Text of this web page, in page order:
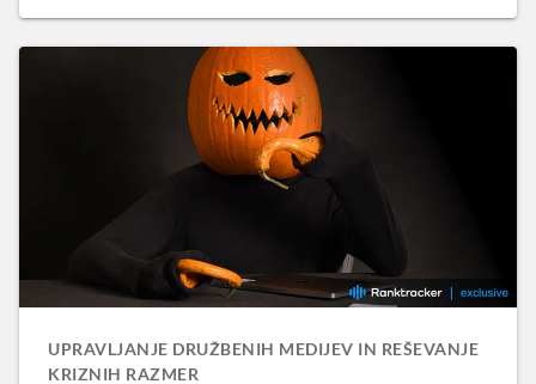
UPRAVLJANJE DRUŽBENIH MEDIJEV IN REŠEVANJE
KRIZNIH RAZMER